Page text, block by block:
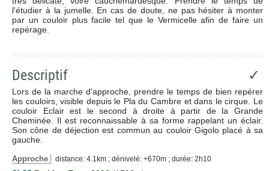
l'étudier à la jumelle. En cas de doute, ne pas hésiter à monter
par un couloir plus facile tel que le Vermicelle afin de faire un
repérage.
Descriptif ✓
Lors de la marche d'approche, prendre le temps de bien repérer
les couloirs, visible depuis le Pla du Cambre et dans le cirque. Le
couloir Eclair est le second à droite à partir de la Grande
Cheminée. Il est reconnaissable à sa forme rappelant un éclair.
Son cône de déjection est commun au couloir Gigolo placé à sa
gauche.
Approche distance: 4.1km ; dénivelé: +670m ; durée: 2h10